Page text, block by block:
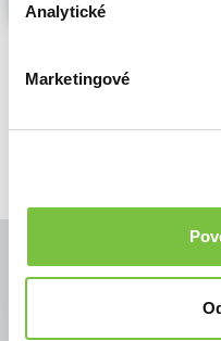
Analytické
Marketingové